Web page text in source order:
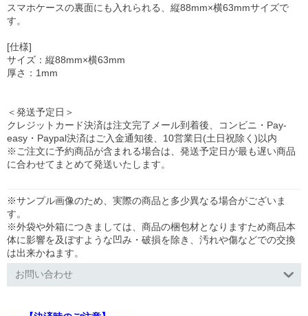
スマホケースの裏面にも入れられる、縦88mm×横63mmサイズで
す。
[仕様]
サイズ：縦88mm×横63mm
厚さ：1mm
＜発送予定日＞
クレジットカード決済は注文完了メール到着後、コンビニ・Pay-
easy・Paypal決済はご入金通知後、10営業日(土日祝除く)以内
※ご注文に予約商品が含まれる場合は、発送予定日が最も遅い商品
に合わせてまとめて発送いたします。
※サンプル画像のため、実際の商品と多少異なる場合がございま
す。
※外袋や外箱につきましては、商品の梱包材となりますため商品本
体に影響を及ぼすような凹み・破損を除き、汚れや傷などでの交換
は出来かねます。
お問い合わせ